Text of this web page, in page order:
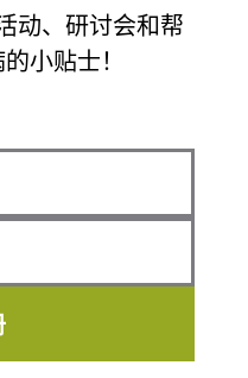
动、研讨会和帮
小贴士！